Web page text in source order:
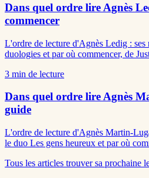
Dans quel ordre lire Agnès
commencer
L'ordre de lecture d'Agnès Ledig : ses
duologies et par où commencer, de
3 min de lecture
Dans quel ordre lire Agnès
guide
L'ordre de lecture d'Agnès Martin-
le duo Les gens heureux et par où
Tous les articles trouver sa prochaine